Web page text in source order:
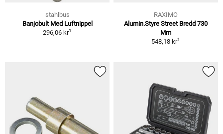
stahlbus
Banjobult Med Luftnippel
296,06 kr1
RAXIMO
Alumin.Styre Street Bredd 730
Mm
548,18 kr1